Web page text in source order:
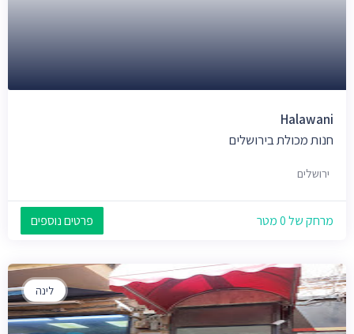
Halawani
חנות מכולת בירושלים
ירושלים
מרחק של 0 מטר פרטים נוספים
לינה